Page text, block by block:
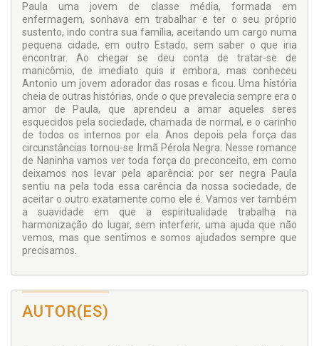
Paula uma jovem de classe média, formada em
enfermagem, sonhava em trabalhar e ter o seu próprio
sustento, indo contra sua família, aceitando um cargo numa
pequena cidade, em outro Estado, sem saber o que iria
encontrar. Ao chegar se deu conta de tratar-se de
manicômio, de imediato quis ir embora, mas conheceu
Antonio um jovem adorador das rosas e ficou. Uma história
cheia de outras histórias, onde o que prevalecia sempre era o
amor de Paula, que aprendeu a amar aqueles seres
esquecidos pela sociedade, chamada de normal, e o carinho
de todos os internos por ela. Anos depois pela força das
circunstâncias tornou-se Irmã Pérola Negra. Nesse romance
de Naninha vamos ver toda força do preconceito, em como
deixamos nos levar pela aparência: por ser negra Paula
sentiu na pela toda essa carência da nossa sociedade, de
aceitar o outro exatamente como ele é. Vamos ver também
a suavidade em que a espiritualidade trabalha na
harmonização do lugar, sem interferir, uma ajuda que não
vemos, mas que sentimos e somos ajudados sempre que
precisamos.
AUTOR(ES)